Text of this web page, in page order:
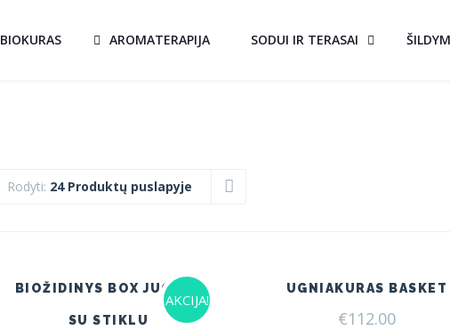
BIOKURAS AROMATERAPIJA SODUI IR TERASAI
Rodyti: 24 Produktų puslapyje
AKCIJA!
BIOŽIDINYS BOX JUODAS
SU STIKLU
UGNIAKURAS BASKET
€112.00